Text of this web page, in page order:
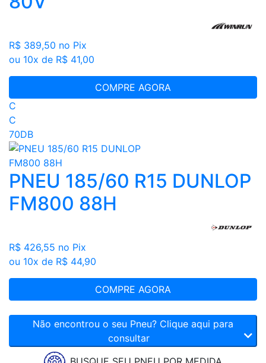
R$ 389,50 no Pix
ou 10x de R$ 41,00
COMPRE AGORA
C
C
70DB
PNEU 185/60 R15 DUNLOP
FM800 88H
R$ 426,55 no Pix
ou 10x de R$ 44,90
COMPRE AGORA
Não encontrou o seu Pneu? Clique aqui para
consultar